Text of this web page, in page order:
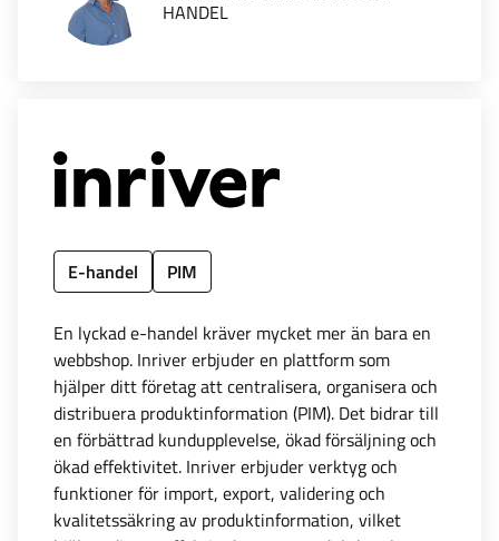
HANDEL
E-handel PIM
En lyckad e-handel kräver mycket mer än bara en
webbshop. Inriver erbjuder en plattform som
hjälper ditt företag att centralisera, organisera och
distribuera produktinformation (PIM). Det bidrar till
en förbättrad kundupplevelse, ökad försäljning och
ökad effektivitet. Inriver erbjuder verktyg och
funktioner för import, export, validering och
kvalitetssäkring av produktinformation, vilket